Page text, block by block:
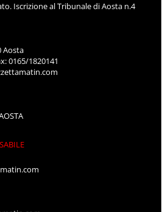
Iscrizione al Tribunale di Aosta n.4
Aosta
0165/1820141